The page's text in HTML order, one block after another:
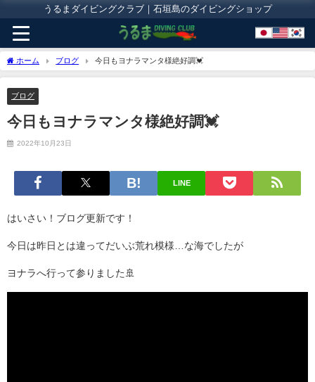
うるまダイビングクラブ｜石垣島のダイビングショップ
ホーム ブログ 今日もヨナラマンタ様絶好調💓
ブログ
今日もヨナラマンタ様絶好調💓
2022年10月23日
LINE
はいさい！ブログ更新です！
今日は昨日とは違ってだいぶ荒れ模様…な海でしたが
ヨナラへ行って参りました🚢